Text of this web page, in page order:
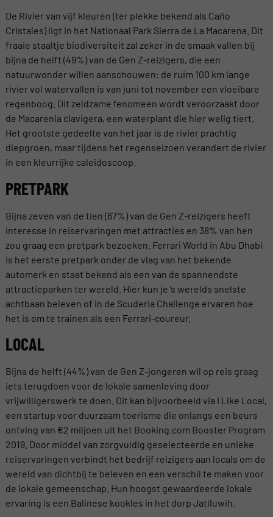
De Rivier van vijf kleuren (ter plekke bekend als Caño
Cristales) ligt in het Nationaal Park Sierra de La Macarena. Dit
fraaie staaltje biodiversiteit zal zeker in de smaak vallen bij
bijna de helft (49%) van de Gen Z-reizigers, die een
natuurwonder willen aanschouwen: de ruim 100 km lange
rivier vol watervallen is van juni tot november een vloeibare
regenboog. Dit zeldzame fenomeen wordt veroorzaakt door
de Macarenia clavigera, een waterplant die hier welig tiert.
Het grootste gedeelte van het jaar is de rivier prachtig
diepgroen, maar tijdens het regenseizoen verandert de rivier
in een kleurrijke caleidoscoop.
PRETPARK
Bijna zeven van de tien (67%) van de Gen Z-reizigers heeft
interesse in reiservaringen met attracties en 38% van hen
zou graag een pretpark bezoeken. Ferrari World in Abu Dhabi
is het eerste pretpark onder de vlag van het bekende
automerk en staat bekend als een van de spannendste
attractieparken ter wereld. Hier kun je ‘s werelds snelste
achtbaan beleven of in de Scuderia Challenge ervaren hoe
het is om te trainen als een Ferrari-coureur.
LOCAL
Bijna de helft (44%) van de Gen Z-jongeren wil op reis graag
iets terugdoen voor de lokale samenleving door
vrijwilligerswerk te doen. Dit kan bijvoorbeeld via I Like Local,
een startup voor duurzaam toerisme die onlangs een beurs
ontving van €2 miljoen uit het Booking.com Booster Program
2019. Door middel van zorgvuldig geselecteerde en unieke
reiservaringen verbindt het bedrijf reizigers aan locals om de
wereld van dichtbij te beleven en een verschil te maken voor
de lokale gemeenschap. Hun hoogst gewaardeerde lokale
ervaring is een Balinese kookles in het dorp Jatiluwih.